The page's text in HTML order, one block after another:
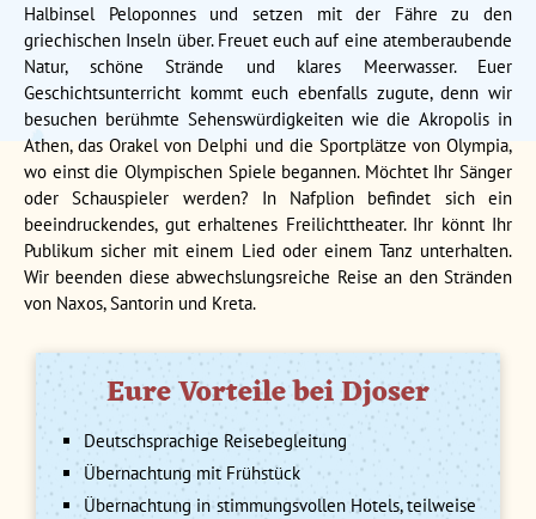
Halbinsel Peloponnes und setzen mit der Fähre zu den
griechischen Inseln über. Freuet euch auf eine atemberaubende
Natur, schöne Strände und klares Meerwasser. Euer
Geschichtsunterricht kommt euch ebenfalls zugute, denn wir
besuchen berühmte Sehenswürdigkeiten wie die Akropolis in
Athen, das Orakel von Delphi und die Sportplätze von Olympia,
wo einst die Olympischen Spiele begannen. Möchtet Ihr Sänger
oder Schauspieler werden? In Nafplion befindet sich ein
beeindruckendes, gut erhaltenes Freilichttheater. Ihr könnt Ihr
Publikum sicher mit einem Lied oder einem Tanz unterhalten.
Wir beenden diese abwechslungsreiche Reise an den Stränden
von Naxos, Santorin und Kreta.
Eure Vorteile bei Djoser
Deutschsprachige Reisebegleitung
Übernachtung mit Frühstück
Übernachtung in stimmungsvollen Hotels, teilweise